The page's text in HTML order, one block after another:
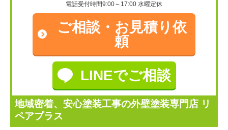
電話受付時間9:00～17:00 水曜定休
ご相談・ お見積り依
頼
LINEでご相談
地域密着、安心塗装工事の外壁塗装専門店 リ
ペアプラス